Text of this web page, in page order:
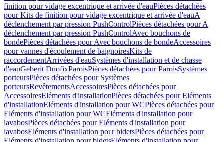
finition pour vidage excentrique et arrivée d'eauPièces détachées
pour Kits de finition pour vidage excentrique et arrivée d'eauA
déclenchement par pression PushControlPièces détachées pour A
déclenchement par pression PushControlAvec bouchons de
bondePièces détachées pour Avec bouchons de bondeAccessoires
pour vannes d'écoulement de baignoiresKits de
raccordementArrivées d'eauSystèmes d'installation et de chasse
d'eauGeberit DuofixParoisPièces détachées pour ParoisSystèmes
porteursPièces détachées pour Systèmes
porteursRevêtementsAccessoiresPièces détachées pour
AccessoiresEléments d'installationPièces détachées pour Eléments
d'installationEléments d'installation pour WCPièces détachées pour
Eléments d'installation pour WCEléments d'installation pour
lavabosPièces détachées pour Eléments d'installation pour
lavabosEléments d'installation pour bidetsPièces détachées pour
Eléments d'installation pour bidetsEléments d'installation pour